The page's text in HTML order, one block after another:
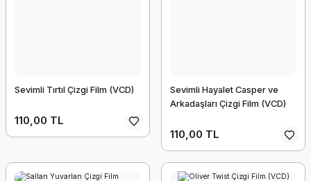
Sevimli Tırtıl Çizgi Film (VCD)
110,00 TL
Sevimli Hayalet Casper ve
Arkadaşları Çizgi Film (VCD)
110,00 TL